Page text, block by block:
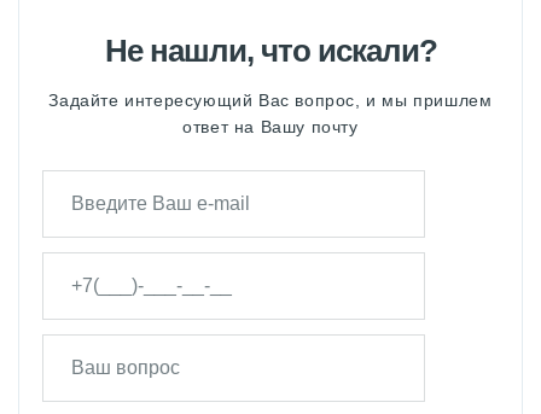
Не нашли, что искали?
Задайте интересующий Вас вопрос, и мы пришлем
ответ на Вашу почту